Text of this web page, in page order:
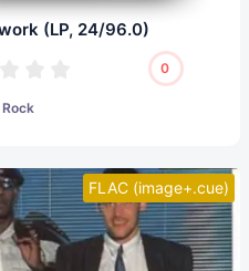
(LP, 24/96.0)
0
FLAC (image+.cue)